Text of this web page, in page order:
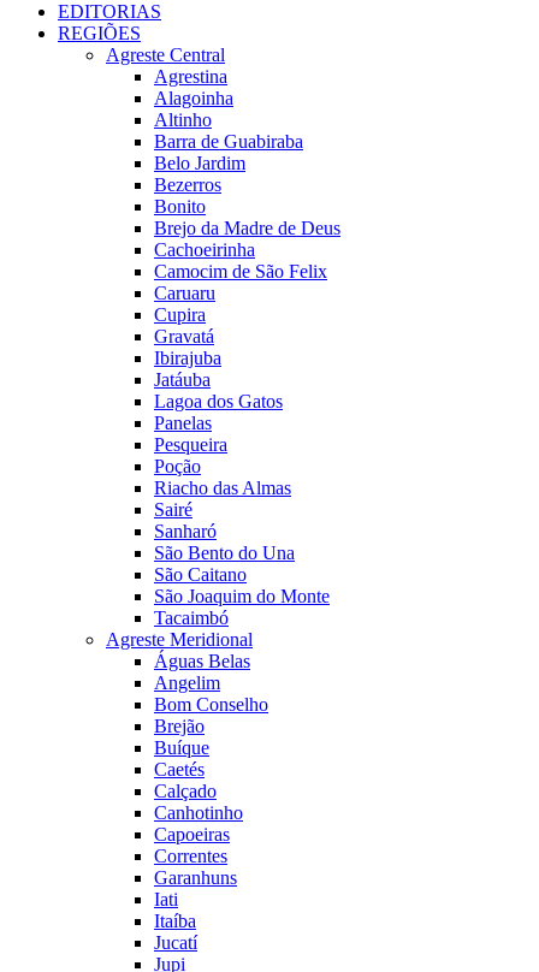
EDITORIAS
REGIÕES
Agreste Central
Agrestina
Alagoinha
Altinho
Barra de Guabiraba
Belo Jardim
Bezerros
Bonito
Brejo da Madre de Deus
Cachoeirinha
Camocim de São Felix
Caruaru
Cupira
Gravatá
Ibirajuba
Jatáuba
Lagoa dos Gatos
Panelas
Pesqueira
Poção
Riacho das Almas
Sairé
Sanharó
São Bento do Una
São Caitano
São Joaquim do Monte
Tacaimbó
Agreste Meridional
Águas Belas
Angelim
Bom Conselho
Brejão
Buíque
Caetés
Calçado
Canhotinho
Capoeiras
Correntes
Garanhuns
Iati
Itaíba
Jucatí
Jupi